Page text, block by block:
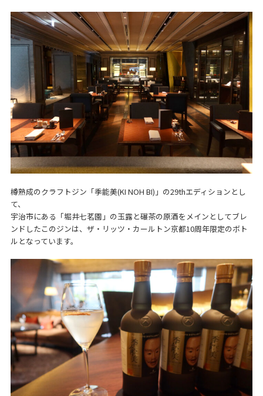
樽熟成のクラフトジン「季能美(KI NOH BI)」の29thエディションとし
て、
宇治市にある「堀井七茗園」の玉露と碾茶の原酒をメインとしてブレ
ンドしたこのジンは、ザ・リッツ・カールトン京都10周年限定のボト
ルとなっています。